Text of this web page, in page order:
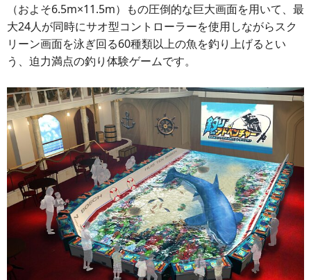
（およそ6.5m×11.5m）もの圧倒的な巨大画面を用いて、最
大24人が同時にサオ型コントローラーを使用しながらスク
リーン画面を泳ぎ回る60種類以上の魚を釣り上げるとい
う、迫力満点の釣り体験ゲームです。